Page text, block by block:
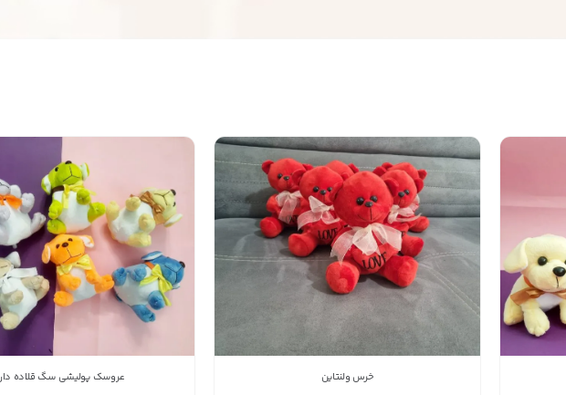
خرس ولنتاین عروسک پولیشی سگ قلاده دار
راه های دیگر ارتباطی
پیام در تلگرام
کانال تلگرام
پیام در واتس‌اپ
بدیهی است عمدباکس هیچ نوع مسئولیتی در قبال نداشته
و صحت موارد ذکر شده بر عهده فرد آگهی دهنده می باشد.